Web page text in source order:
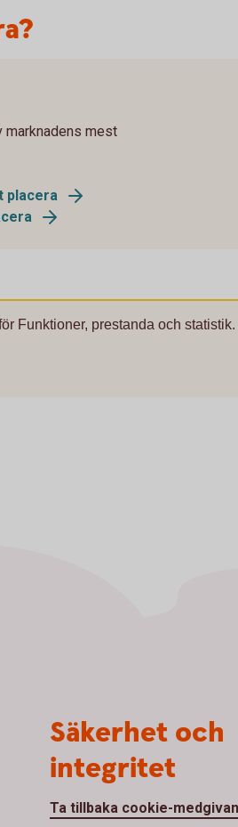
marknadens mest
placera
Funktioner, prestanda och statistik.
Säkerhet och
integritet
Ta tillbaka cookie-